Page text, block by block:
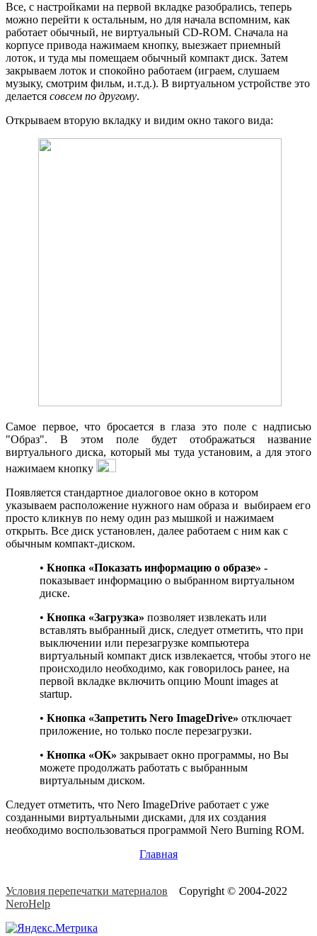
Все, с настройками на первой вкладке разобрались, теперь
можно перейти к остальным, но для начала вспомним, как
работает обычный, не виртуальный CD-ROM. Сначала на
корпусе привода нажимаем кнопку, выезжает приемный
лоток, и туда мы помещаем обычный компакт диск. Затем
закрываем лоток и спокойно работаем (играем, слушаем
музыку, смотрим фильм, и.т.д.). В виртуальном устройстве это
делается совсем по другому.
Открываем вторую вкладку и видим окно такого вида:
Самое первое, что бросается в глаза это поле с надписью
"Образ". В этом поле будет отображаться название
виртуального диска, который мы туда установим, а для этого
нажимаем кнопку
Появляется стандартное диалоговое окно в котором
указываем расположение нужного нам образа и выбираем его
просто кликнув по нему один раз мышкой и нажимаем
открыть. Все диск установлен, далее работаем с ним как с
обычным компакт-диском.
• Кнопка «Показать информацию о образе» -
показывает информацию о выбранном виртуальном
диске.
• Кнопка «Загрузка» позволяет извлекать или
вставлять выбранный диск, следует отметить, что при
выключении или перезагрузке компьютера
виртуальный компакт диск извлекается, чтобы этого не
происходило необходимо, как говорилось ранее, на
первой вкладке включить опцию Mount images at
startup.
• Кнопка «Запретить Nero ImageDrive» отключает
приложение, но только после перезагрузки.
• Кнопка «OK» закрывает окно программы, но Вы
можете продолжать работать с выбранным
виртуальным диском.
Следует отметить, что Nero ImageDrive работает с уже
созданными виртуальными дисками, для их создания
необходимо воспользоваться программой Nero Burning ROM.
Главная
Условия перепечатки материалов Copyright © 2004-2022
NeroHelp